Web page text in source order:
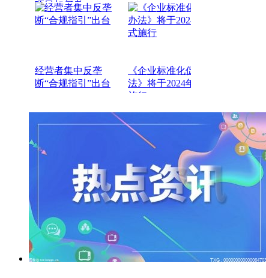
项目如何考
经营者集中反垄
断“合规指引”出台
《企业标准化促进办
法》将于2024年正式
施行